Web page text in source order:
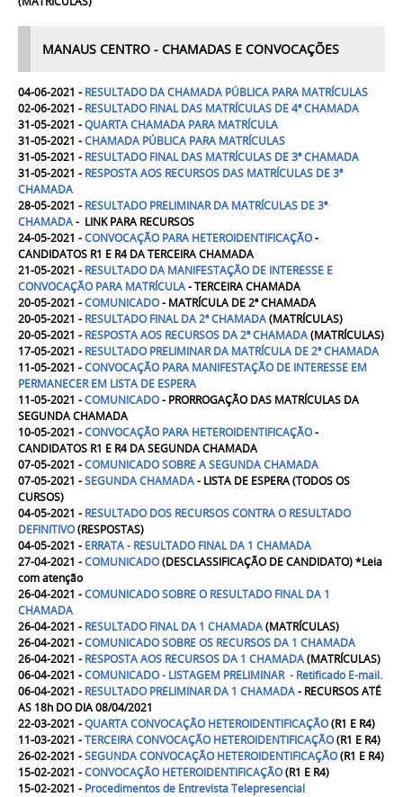
MANAUS CENTRO - CHAMADAS E CONVOCAÇÕES
04-06-2021 - RESULTADO DA CHAMADA PÚBLICA PARA MATRÍCULAS
02-06-2021 - RESULTADO FINAL DAS MATRÍCULAS DE 4ª CHAMADA
31-05-2021 -QUARTA CHAMADA PARA MATRÍCULA
31-05-2021 -CHAMADA PÚBLICA PARA MATRÍCULAS
31-05-2021 - RESULTADO FINAL DAS MATRÍCULAS DE 3ª CHAMADA
31-05-2021 - RESPOSTA AOS RECURSOS DAS MATRÍCULAS DE 3ª
CHAMADA
28-05-2021 - RESULTADO PRELIMINAR DA MATRÍCULAS DE 3ª
CHAMADA- LINK PARA RECURSOS
24-05-2021 -CONVOCAÇÃO PARA HETEROIDENTIFICAÇÃO-
CANDIDATOS R1 E R4 DA TERCEIRA CHAMADA
21-05-2021 - RESULTADO DA MANIFESTAÇÃO DE INTERESSE E
CONVOCAÇÃO PARA MATRÍCULA- TERCEIRA CHAMADA
20-05-2021 -COMUNICADO- MATRÍCULA DE 2ª CHAMADA
20-05-2021 - RESULTADO FINAL DA 2ª CHAMADA(MATRÍCULAS)
20-05-2021 - RESPOSTA AOS RECURSOS DA 2ª CHAMADA(MATRÍCULAS)
17-05-2021 - RESULTADO PRELIMINAR DA MATRÍCULA DE 2ª CHAMADA
11-05-2021 -CONVOCAÇÃO PARA MANIFESTAÇÃO DE INTERESSE EM
PERMANECER EM LISTA DE ESPERA
11-05-2021 -COMUNICADO- PRORROGAÇÃO DAS MATRÍCULAS DA
SEGUNDA CHAMADA
10-05-2021 -CONVOCAÇÃO PARA HETEROIDENTIFICAÇÃO-
CANDIDATOS R1 E R4 DA SEGUNDA CHAMADA
07-05-2021 -COMUNICADO SOBRE A SEGUNDA CHAMADA
07-05-2021 -SEGUNDA CHAMADA- LISTA DE ESPERA (TODOS OS
CURSOS)
04-05-2021 - RESULTADO DOS RECURSOS CONTRA O RESULTADO
DEFINITIVO(RESPOSTAS)
04-05-2021 - ERRATA - RESULTADO FINAL DA 1 CHAMADA
27-04-2021 -COMUNICADO(DESCLASSIFICAÇÃO DE CANDIDATO) *Leia
com atenção
26-04-2021 -COMUNICADO SOBRE O RESULTADO FINAL DA 1
CHAMADA
26-04-2021 - RESULTADO FINAL DA 1 CHAMADA(MATRÍCULAS)
26-04-2021 -COMUNICADO SOBRE OS RECURSOS DA 1 CHAMADA
26-04-2021 - RESPOSTA AOS RECURSOS DA 1 CHAMADA(MATRÍCULAS)
06-04-2021 -COMUNICADO - LISTAGEM PRELIMINAR - Retificado E-mail.
06-04-2021 - RESULTADO PRELIMINAR DA 1 CHAMADA- RECURSOS ATÉ
AS 18h DO DIA 08/04/2021
22-03-2021 -QUARTA CONVOCAÇÃO HETEROIDENTIFICAÇÃO(R1 E R4)
11-03-2021 -TERCEIRA CONVOCAÇÃO HETEROIDENTIFICAÇÃO(R1 E R4)
26-02-2021 -SEGUNDA CONVOCAÇÃO HETEROIDENTIFICAÇÃO(R1 E R4)
15-02-2021 -CONVOCAÇÃO HETEROIDENTIFICAÇÃO(R1 E R4)
15-02-2021 - Procedimentos de Entrevista Telepresencial